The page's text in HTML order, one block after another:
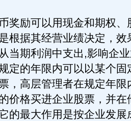
励可以用现金和期权、
根据其经营业绩决定，效
当期利润中支出,影响企
定的年限内可以以某个固
，高层管理者在规定年限
价格买进企业股票，并在
的最大作用是按企业发展